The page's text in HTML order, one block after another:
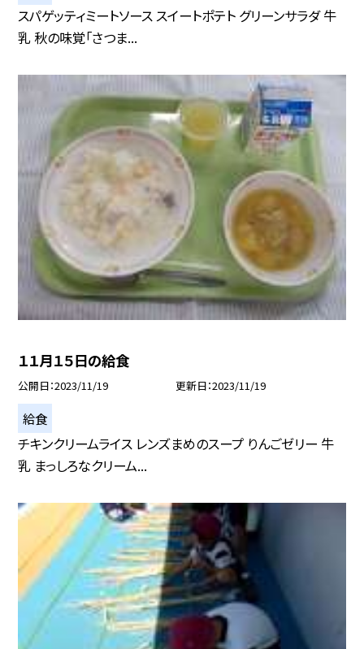
スパゲッティミートソース スイートポテト グリーンサラダ 牛
乳 秋の味覚「さつま...
１１月１５日の給食
公開日 2023/11/19 更新日 2023/11/19
給食
チキンクリームライス レンズまめのスープ りんごゼリー 牛
乳 まっしろなクリーム...